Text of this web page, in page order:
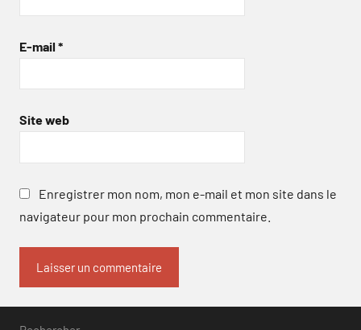
E-mail *
Site web
Enregistrer mon nom, mon e-mail et mon site dans le
navigateur pour mon prochain commentaire.